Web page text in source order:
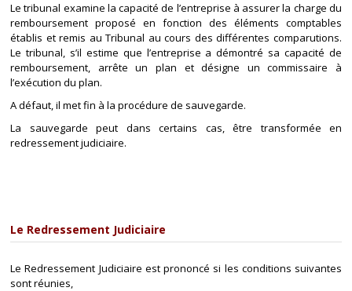
Le tribunal examine la capacité de l’entreprise à assurer la charge du
remboursement proposé en fonction des éléments comptables
établis et remis au Tribunal au cours des différentes comparutions.
Le tribunal, s’il estime que l’entreprise a démontré sa capacité de
remboursement, arrête un plan et désigne un commissaire à
l’exécution du plan.
A défaut, il met fin à la procédure de sauvegarde.
La sauvegarde peut dans certains cas, être transformée en
redressement judiciaire.
Le Redressement Judiciaire
Le Redressement Judiciaire est prononcé si les conditions suivantes
sont réunies,